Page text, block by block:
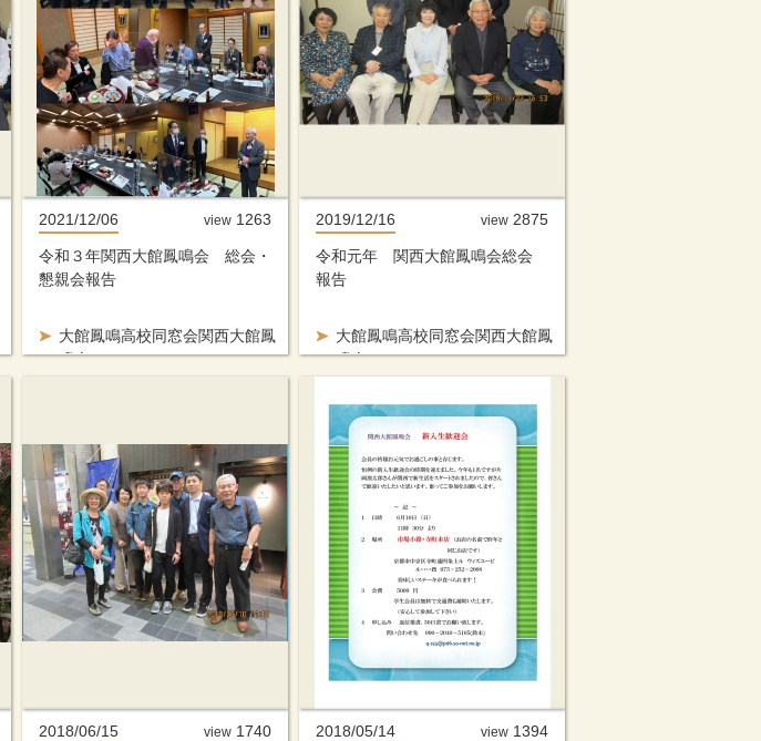
2021/12/06
大館鳳鳴高校同窓会関西大館鳳
鳴会
令和３年関西大館鳳鳴会 総会・
懇親会報告
view 1263 2019/12/16
大館鳳鳴高校同窓会関西大館鳳
鳴会
令和元年 関西大館鳳鳴会総会
報告
view 2875
2018/06/15 view 1740 2018/05/14 view 1394